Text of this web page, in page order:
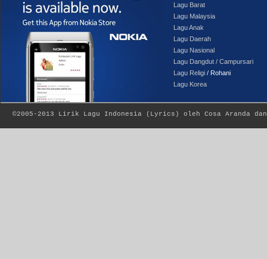
Lagu Barat
Lagu Malaysia
Lagu Anak
Lagu Daerah
Lagu Nasional
Lagu Dangdut / Campursari
Lagu Religi / Rohani
Lagu Korea
©2005-2013 Lirik Lagu Indonesia ( Lyrics ) oleh Cosa Aranda